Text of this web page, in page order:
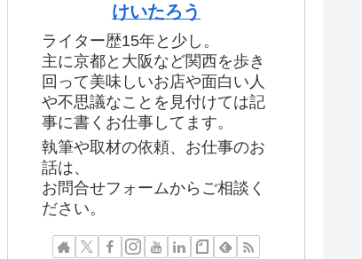
けいたろう
ライター歴15年と少し。
主に京都と大阪など関西を歩き
回って美味しいお店や面白い人
や不思議なことを見付けては記
事に書くお仕事してます。
執筆や取材の依頼、お仕事のお
話は、
お問合せフォームからご相談く
ださい。